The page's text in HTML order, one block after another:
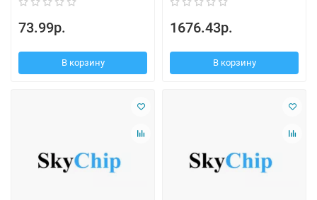
73.99р.
В корзину
1676.43р.
В корзину